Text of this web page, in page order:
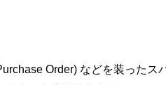
Order) などを装ったス